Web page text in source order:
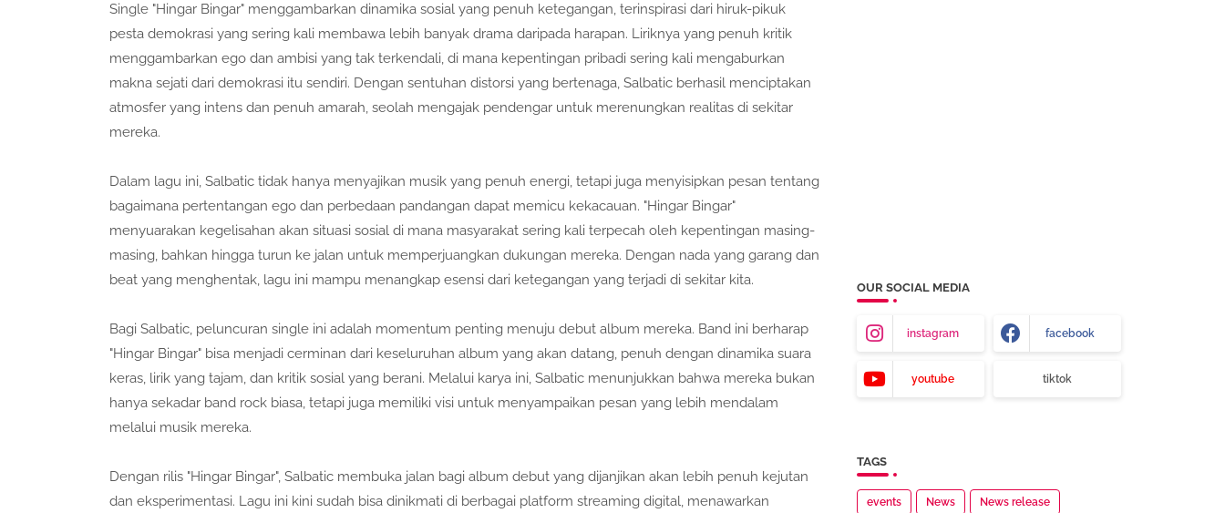
Single "Hingar Bingar" menggambarkan dinamika sosial yang penuh ketegangan, terinspirasi dari hiruk-pikuk
pesta demokrasi yang sering kali membawa lebih banyak drama daripada harapan. Liriknya yang penuh kritik
menggambarkan ego dan ambisi yang tak terkendali, di mana kepentingan pribadi sering kali mengaburkan
makna sejati dari demokrasi itu sendiri. Dengan sentuhan distorsi yang bertenaga, Salbatic berhasil menciptakan
atmosfer yang intens dan penuh amarah, seolah mengajak pendengar untuk merenungkan realitas di sekitar
mereka.
Dalam lagu ini, Salbatic tidak hanya menyajikan musik yang penuh energi, tetapi juga menyisipkan pesan tentang
bagaimana pertentangan ego dan perbedaan pandangan dapat memicu kekacauan. "Hingar Bingar"
menyuarakan kegelisahan akan situasi sosial di mana masyarakat sering kali terpecah oleh kepentingan masing-
masing, bahkan hingga turun ke jalan untuk memperjuangkan dukungan mereka. Dengan nada yang garang dan
beat yang menghentak, lagu ini mampu menangkap esensi dari ketegangan yang terjadi di sekitar kita.
Bagi Salbatic, peluncuran single ini adalah momentum penting menuju debut album mereka. Band ini berharap
"Hingar Bingar" bisa menjadi cerminan dari keseluruhan album yang akan datang, penuh dengan dinamika suara
keras, lirik yang tajam, dan kritik sosial yang berani. Melalui karya ini, Salbatic menunjukkan bahwa mereka bukan
hanya sekadar band rock biasa, tetapi juga memiliki visi untuk menyampaikan pesan yang lebih mendalam
melalui musik mereka.
Dengan rilis "Hingar Bingar", Salbatic membuka jalan bagi album debut yang dijanjikan akan lebih penuh kejutan
dan eksperimentasi. Lagu ini kini sudah bisa dinikmati di berbagai platform streaming digital, menawarkan
OUR SOCIAL MEDIA
instagram facebook
youtube tiktok
TAGS
events News News release